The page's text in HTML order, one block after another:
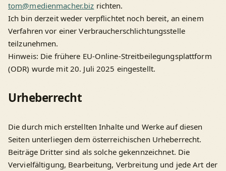
tom@medienmacher.biz richten.
Ich bin derzeit weder verpflichtet noch bereit, an einem
Verfahren vor einer Verbraucherschlichtungsstelle
teilzunehmen.
Hinweis: Die frühere EU-Online-Streitbeilegungsplattform
(ODR) wurde mit 20. Juli 2025 eingestellt.
Urheberrecht
Die durch mich erstellten Inhalte und Werke auf diesen
Seiten unterliegen dem österreichischen Urheberrecht.
Beiträge Dritter sind als solche gekennzeichnet. Die
Vervielfältigung, Bearbeitung, Verbreitung und jede Art der